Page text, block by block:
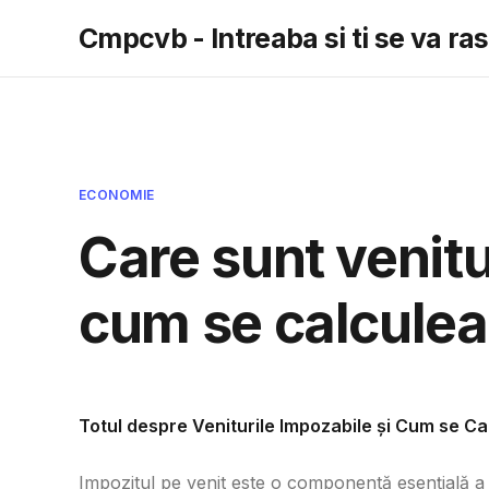
Cmpcvb - Intreaba si ti se va
ECONOMIE
Care sunt
cum se
Totul despre Veniturile Impozabile și Cum se
Impozitul pe venit este o componentă esențială